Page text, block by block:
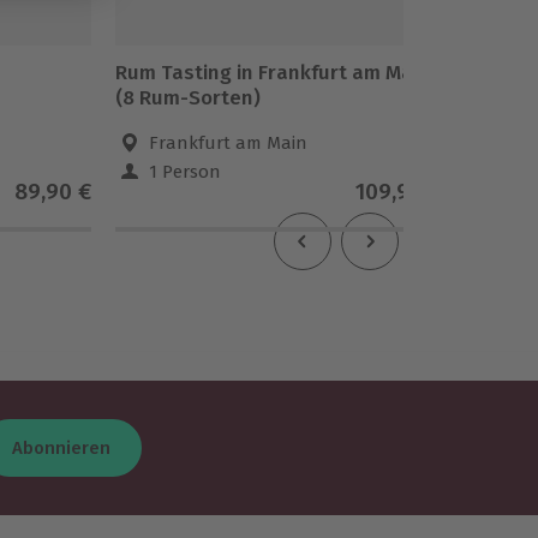
89,90 €
Rum Tasting in Frankfurt am Main
(8 Rum-Sorten)
Frankfurt am Main
1 Person
109,90 €
Abonnieren